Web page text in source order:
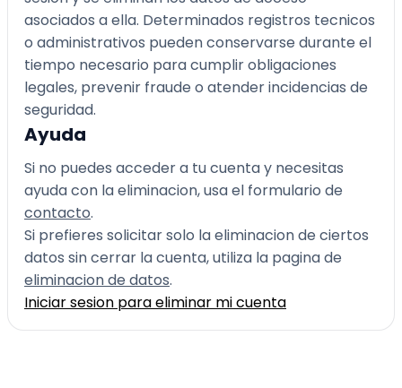
asociados a ella. Determinados registros tecnicos
o administrativos pueden conservarse durante el
tiempo necesario para cumplir obligaciones
legales, prevenir fraude o atender incidencias de
seguridad.
Ayuda
Si no puedes acceder a tu cuenta y necesitas
ayuda con la eliminacion, usa el formulario de
contacto.
Si prefieres solicitar solo la eliminacion de ciertos
datos sin cerrar la cuenta, utiliza la pagina de
eliminacion de datos.
Iniciar sesion para eliminar mi cuenta